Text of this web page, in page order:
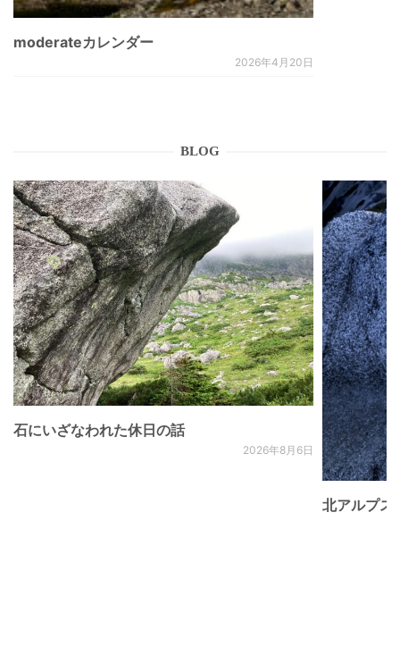
moderateカレンダー
2026年4月20日
BLOG
石にいざなわれた休日の話
2026年8月6日
北アルプ